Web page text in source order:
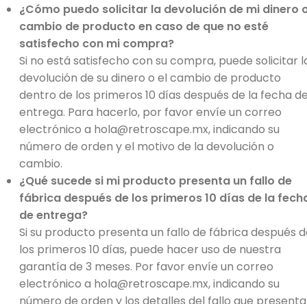
¿Cómo puedo solicitar la devolución de mi dinero
cambio de producto en caso de que no esté
satisfecho con mi compra?
Si no está satisfecho con su compra, puede solicitar
devolución de su dinero o el cambio de producto
dentro de los primeros 10 días después de la fecha
entrega. Para hacerlo, por favor envíe un correo
electrónico a hola@retroscape.mx, indicando su
número de orden y el motivo de la devolución o
cambio.
¿Qué sucede si mi producto presenta un fallo de
fábrica después de los primeros 10 días de la
de entrega?
Si su producto presenta un fallo de fábrica después
los primeros 10 días, puede hacer uso de nuestra
garantía de 3 meses. Por favor envíe un correo
electrónico a hola@retroscape.mx, indicando su
número de orden y los detalles del fallo que presenta